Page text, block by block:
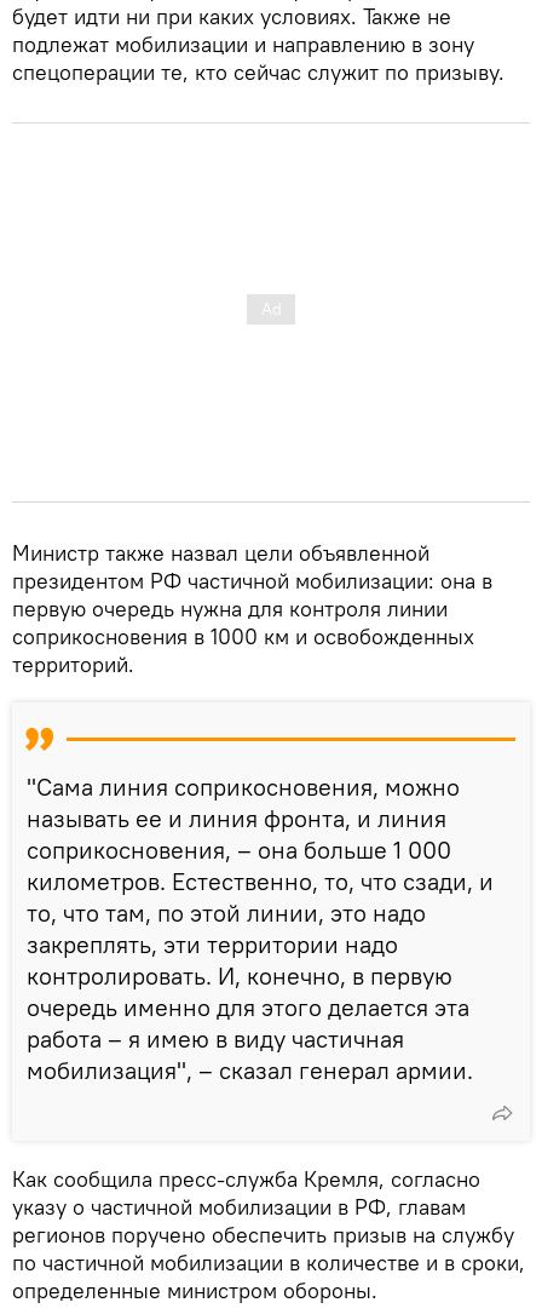
будет идти ни при каких условиях. Также не
подлежат мобилизации и направлению в зону
спецоперации те, кто сейчас служит по призыву.
Министр также назвал цели объявленной
президентом РФ частичной мобилизации: она в
первую очередь нужна для контроля линии
соприкосновения в 1000 км и освобожденных
территорий.
"Сама линия соприкосновения, можно
называть ее и линия фронта, и линия
соприкосновения, – она больше 1 000
километров. Естественно, то, что сзади, и
то, что там, по этой линии, это надо
закреплять, эти территории надо
контролировать. И, конечно, в первую
очередь именно для этого делается эта
работа – я имею в виду частичная
мобилизация", – сказал генерал армии.
Как сообщила пресс-служба Кремля, согласно
указу о частичной мобилизации в РФ, главам
регионов поручено обеспечить призыв на службу
по частичной мобилизации в количестве и в сроки,
определенные министром обороны.